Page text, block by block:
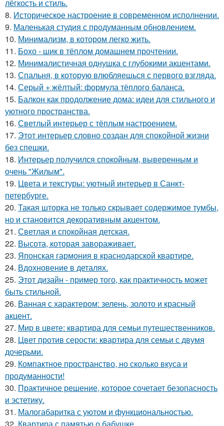
лёгкость и стиль.
8. Историческое настроение в современном исполнении.
9. Маленькая студия с продуманным обновлением.
10. Минимализм, в котором легко жить.
11. Бохо - шик в тёплом домашнем прочтении.
12. Минималистичная однушка с глубокими акцентами.
13. Спальня, в которую влюбляешься с первого взгляда.
14. Серый + жёлтый: формула тёплого баланса.
15. Балкон как продолжение дома: идеи для стильного и
уютного пространства.
16. Светлый интерьер с тёплым настроением.
17. Этот интерьер словно создан для спокойной жизни
без спешки.
18. Интерьер получился спокойным, выверенным и
очень "Жилым".
19. Цвета и текстуры: уютный интерьер в Санкт-
петербурге.
20. Такая шторка не только скрывает содержимое тумбы,
но и становится декоративным акцентом.
21. Светлая и спокойная детская.
22. Высота, которая завораживает.
23. Японская гармония в краснодарской квартире.
24. Вдохновение в деталях.
25. Этот дизайн - пример того, как практичность может
быть стильной.
26. Ванная с характером: зелень, золото и красный
акцент.
27. Мир в цвете: квартира для семьи путешественников.
28. Цвет против серости: квартира для семьи с двумя
дочерьми.
29. Компактное пространство, но сколько вкуса и
продуманности!
30. Практичное решение, которое сочетает безопасность
и эстетику.
31. Малогабаритка с уютом и функциональностью.